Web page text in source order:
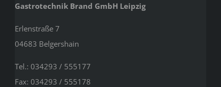
Gastrotechnik Brand GmbH Leipzig
Erlenstraße 7
04683 Belgershain
Tel.: 034293 / 555177
Fax: 034293 / 555178